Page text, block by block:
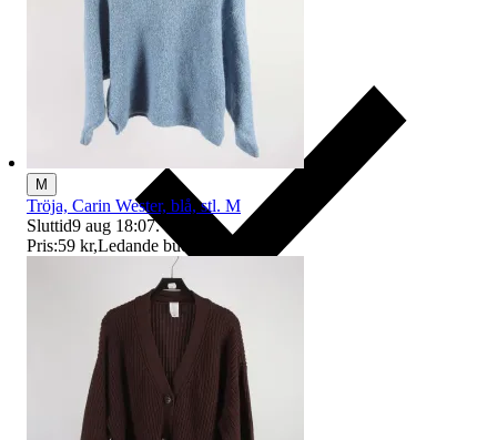
Ersättning om du inte får din vara
M
Tröja, Carin Wester, blå, stl. M
Sluttid9 aug 18:07.
Pris:59 kr,Ledande bud